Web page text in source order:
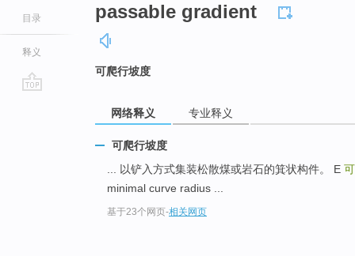
目录
释义
passable gradient
可爬行坡度
网络释义 专业释义
可爬行坡度
... 以铲入方式集装松散煤或岩石的箕状构件。 E
minimal curve radius ...
基于23个网页-相关网页